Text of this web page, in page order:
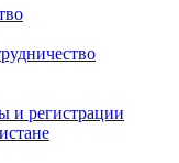
и регистрации